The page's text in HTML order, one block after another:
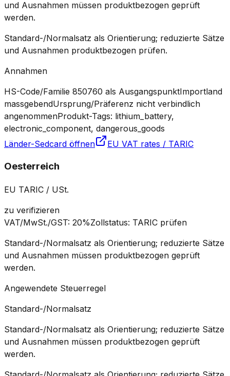
und Ausnahmen müssen produktbezogen geprüft
werden.
Standard-/Normalsatz als Orientierung; reduzierte Sätze
und Ausnahmen produktbezogen prüfen.
Annahmen
HS-Code/Familie 850760 als AusgangspunktImportland
massgebendUrsprung/Präferenz nicht verbindlich
angenommenProdukt-Tags: lithium_battery,
electronic_component, dangerous_goods
Länder-Sedcard öffnen
EU VAT rates / TARIC
Oesterreich
EU TARIC / USt.
zu verifizieren
VAT/MwSt./GST: 20%Zollstatus: TARIC prüfen
Standard-/Normalsatz als Orientierung; reduzierte Sätze
und Ausnahmen müssen produktbezogen geprüft
werden.
Angewendete Steuerregel
Standard-/Normalsatz
Standard-/Normalsatz als Orientierung; reduzierte Sätze
und Ausnahmen müssen produktbezogen geprüft
werden.